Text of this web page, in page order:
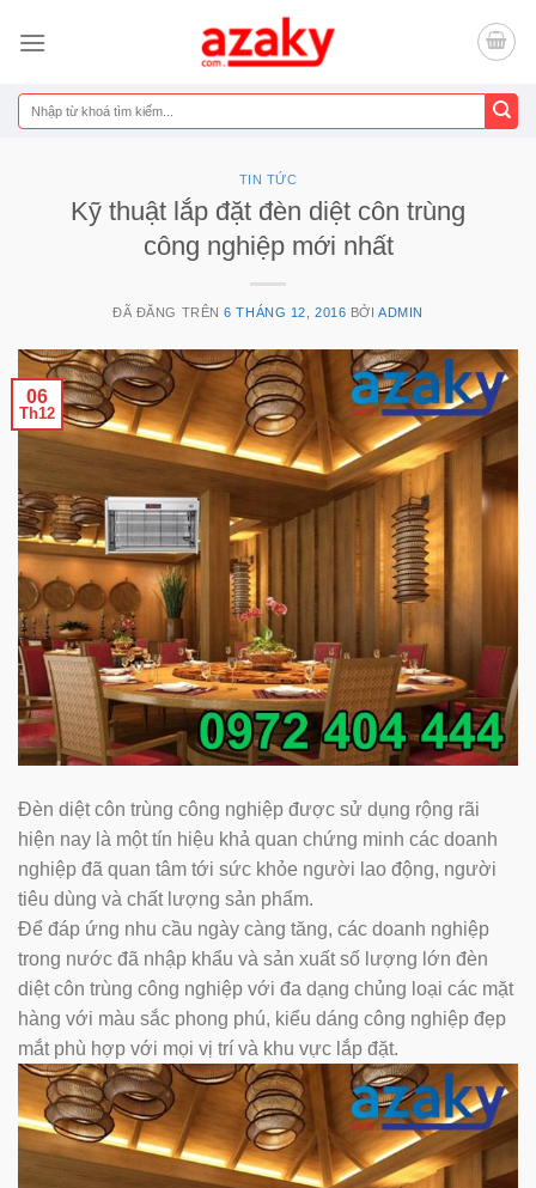
đến
dung
Tìm
kiếm:
TIN TỨC
Kỹ thuật lắp đặt đèn diệt côn trùng
công nghiệp mới nhất
ĐÃ ĐĂNG TRÊN6 THÁNG 12, 2016 BỞIADMIN
06
Th12
Đèn diệt côn trùng công nghiệp được sử dụng rộng rãi
hiện nay là một tín hiệu khả quan chứng minh các doanh
nghiệp đã quan tâm tới sức khỏe người lao động, người
tiêu dùng và chất lượng sản phẩm.
Để đáp ứng nhu cầu ngày càng tăng, các doanh nghiệp
trong nước đã nhập khẩu và sản xuất số lượng lớn đèn
diệt côn trùng công nghiệp với đa dạng chủng loại các mặt
hàng với màu sắc phong phú, kiểu dáng công nghiệp đẹp
mắt phù hợp với mọi vị trí và khu vực lắp đặt.